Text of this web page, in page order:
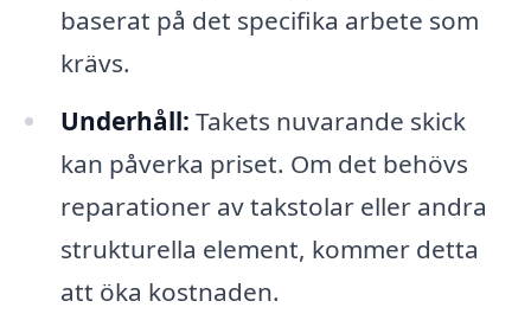
baserat på det specifika arbete som
krävs.
Underhåll: Takets nuvarande skick
kan påverka priset. Om det behövs
reparationer av takstolar eller andra
strukturella element, kommer detta
att öka kostnaden.